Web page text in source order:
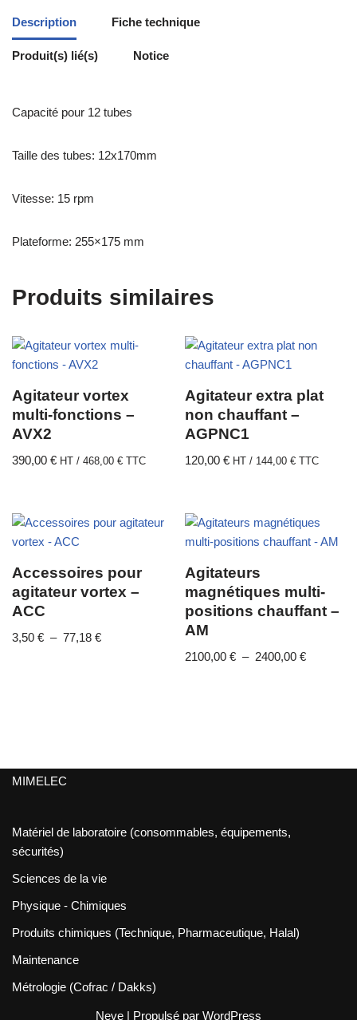
Description Fiche technique
Produit(s) lié(s) Notice
Capacité pour 12 tubes
Taille des tubes: 12x170mm
Vitesse: 15 rpm
Plateforme: 255×175 mm
Produits similaires
Agitateur vortex
multi-fonctions –
AVX2
390,00 € HT / 468,00 € TTC
Agitateur extra plat
non chauffant –
AGPNC1
120,00€ HT / 144,00€ TTC
Accessoires pour
agitateur vortex –
ACC
3,50 € – 77,18 €
Agitateurs
magnétiques multi-
positions chauffant –
AM
2100,00€ – 2400,00€
MIMELEC
Matériel de laboratoire (consommables, équipements,
sécurités)
Sciences de la vie
Physique - Chimiques
Produits chimiques (Technique, Pharmaceutique, Halal)
Maintenance
Métrologie (Cofrac / Dakks)
Neve | Propulsé par WordPress